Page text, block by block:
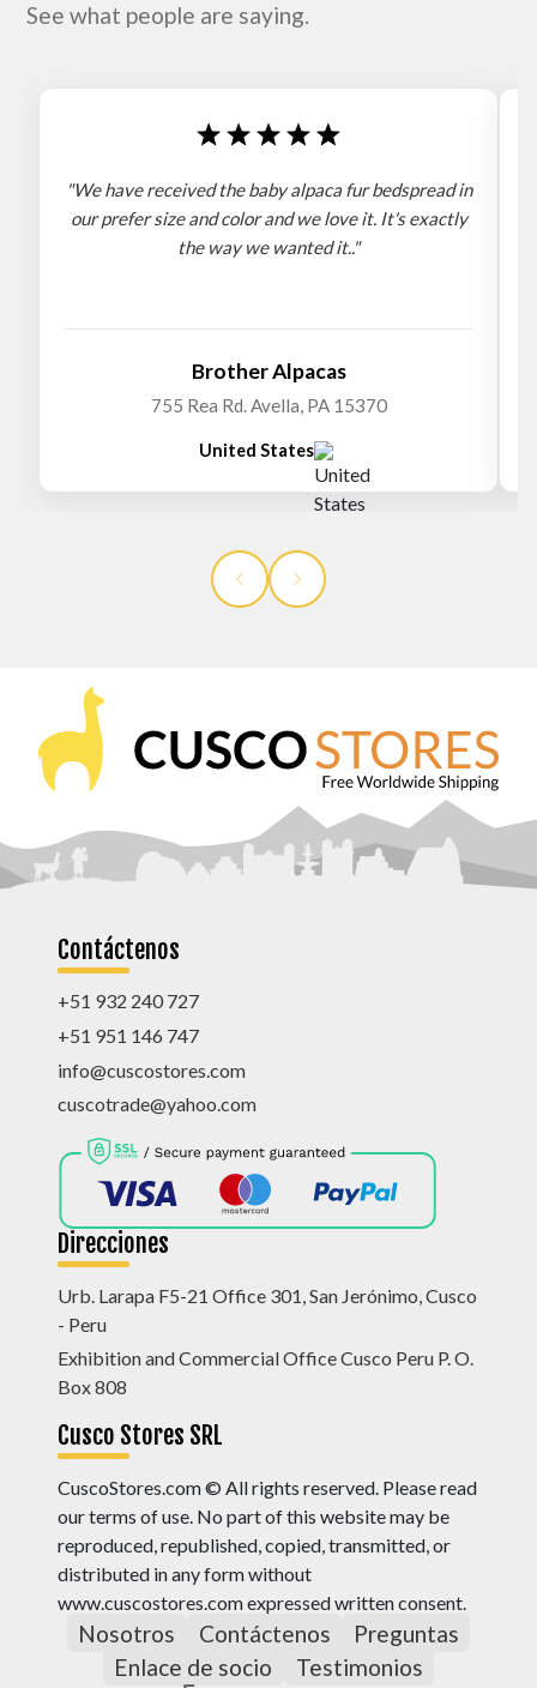
See what people are saying.
"We have received the baby alpaca fur bedspread in
our prefer size and color and we love it. It's exactly
the way we wanted it.."
Brother Alpacas
755 Rea Rd. Avella, PA 15370
United States
Contáctenos
+51 932 240 727
+51 951 146 747
info@cuscostores.com
cuscotrade@yahoo.com
Direcciones
Urb. Larapa F5-21 Office 301, San Jerónimo, Cusco
- Peru
Exhibition and Commercial Office Cusco Peru P. O.
Box 808
Cusco Stores SRL
CuscoStores.com © All rights reserved. Please read
our terms of use. No part of this website may be
reproduced, republished, copied, transmitted, or
distributed in any form without
www.cuscostores.com expressed written consent.
Nosotros Contáctenos
Preguntas
Enlace de socio
Testimonios